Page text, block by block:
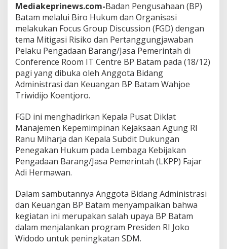
P
e
m
a
h
a
m
a
n
M
i
i
g
s
i
R
k
o
b
a
g
i
Mediakeprinews.com-Badan Pengusahaan (BP)
Batam melalui Biro Hukum dan Organisasi
melakukan Focus Group Discussion (FGD) dengan
tema Mitigasi Risiko dan Pertanggungjawaban
Pelaku Pengadaan Barang/Jasa Pemerintah di
Conference Room IT Centre BP Batam pada (18/12)
pagi yang dibuka oleh Anggota Bidang
Administrasi dan Keuangan BP Batam Wahjoe
Triwidijo Koentjoro.
FGD ini menghadirkan Kepala Pusat Diklat
Manajemen Kepemimpinan Kejaksaan Agung RI
Ranu Miharja dan Kepala Subdit Dukungan
Penegakan Hukum pada Lembaga Kebijakan
Pengadaan Barang/Jasa Pemerintah (LKPP) Fajar
Adi Hermawan.
Dalam sambutannya Anggota Bidang Administrasi
dan Keuangan BP Batam menyampaikan bahwa
kegiatan ini merupakan salah upaya BP Batam
dalam menjalankan program Presiden RI Joko
Widodo untuk peningkatan SDM.